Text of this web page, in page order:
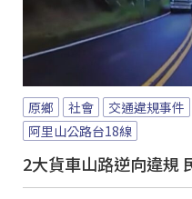
原鄉 社會 交通違規事件
阿里山公路台18線
2大貨車山路逆向違規